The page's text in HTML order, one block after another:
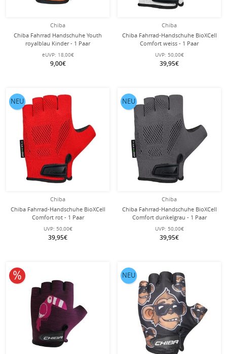
Chiba
Chiba Fahrrad Handschuhe Youth
royalblau Kinder - 1 Paar
eUVP: 18,00€
9,00€
Chiba
Chiba Fahrrad-Handschuhe BioXCell
Comfort weiss - 1 Paar
UVP: 50,00€
39,95€
Chiba
Chiba Fahrrad-Handschuhe BioXCell
Comfort rot - 1 Paar
UVP: 50,00€
39,95€
NEU
Chiba
Chiba Fahrrad-Handschuhe BioXCell
Comfort dunkelgrau - 1 Paar
UVP: 50,00€
39,95€
NEU
10% reduziert NEU